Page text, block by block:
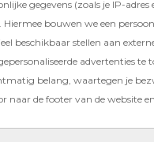
gegevens (zoals je IP-adres
bouwen we een
beschikbaar stellen aan
advertenties te
belang, waartegen je
naar de footer van de website
doen.
gaat, weet
(9). “Ik wilde